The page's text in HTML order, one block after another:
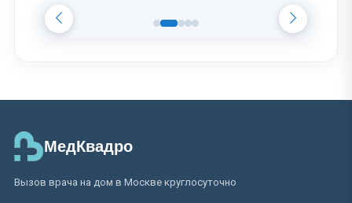
МедКвадро
Вызов врача на дом в Москве круглосуточно